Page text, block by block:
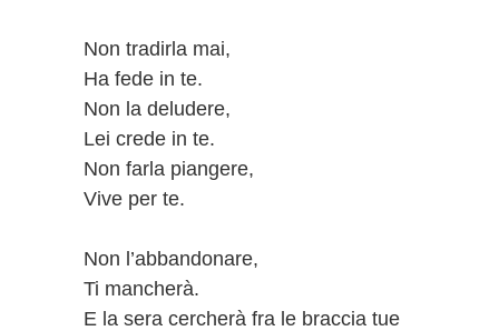
Non tradirla mai,
Ha fede in te.
Non la deludere,
Lei crede in te.
Non farla piangere,
Vive per te.
Non l’abbandonare,
Ti mancherà.
E la sera cercherà fra le braccia tue